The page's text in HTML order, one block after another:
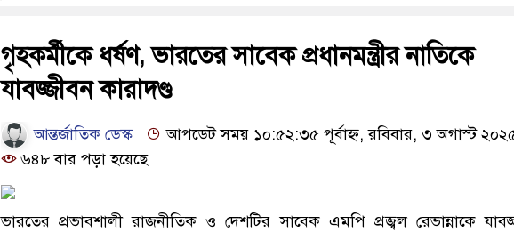
গৃহকর্মীকে ধর্ষণ, ভারতের সাবেক প্রধানমন্ত্রীর নাতিকে
যাবজ্জীবন কারাদণ্ড
আন্তর্জাতিক ডেস্ক
আপডেট সময় ১০:৫২:৩৫ পূর্বাহ্ন, রবিবার, ৩ অগাস্ট
৬৪৮ বার পড়া হয়েছে
ভারতের প্রভাবশালী রাজনীতিক ও দেশটির সাবেক এমপি প্রজ্বল রেভান্নাকে